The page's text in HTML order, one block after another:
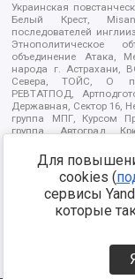
Украинская
Белый Крест,
последователей
Этнополитическое
объединение Атака,
народа г. Астрахани,
Севера, ТОЙС, О
РЕВТАТПОД,
Державная, Сектор 16,
группа МПГ, Курсом
группа, Автоград
Арестантское
Дафа, Иртыш Ultras,
Сибирский державный
граждан, Штабы
Краснодара
https://
Для
cookies (
сервисы
которые